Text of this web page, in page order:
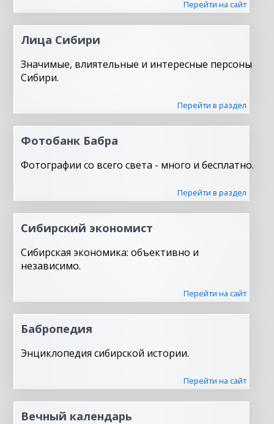
Перейти на сайт
Лица Сибири
Значимые, влиятельные и интересные персоны
Сибири.
Перейти в раздел
Фотобанк Бабра
Фотографии со всего света - много и бесплатно.
Перейти в раздел
Сибирский экономист
Сибирская экономика: объективно и
независимо.
Перейти на сайт
Бабропедия
Энциклопедия сибирской истории.
Перейти на сайт
Вечный календарь